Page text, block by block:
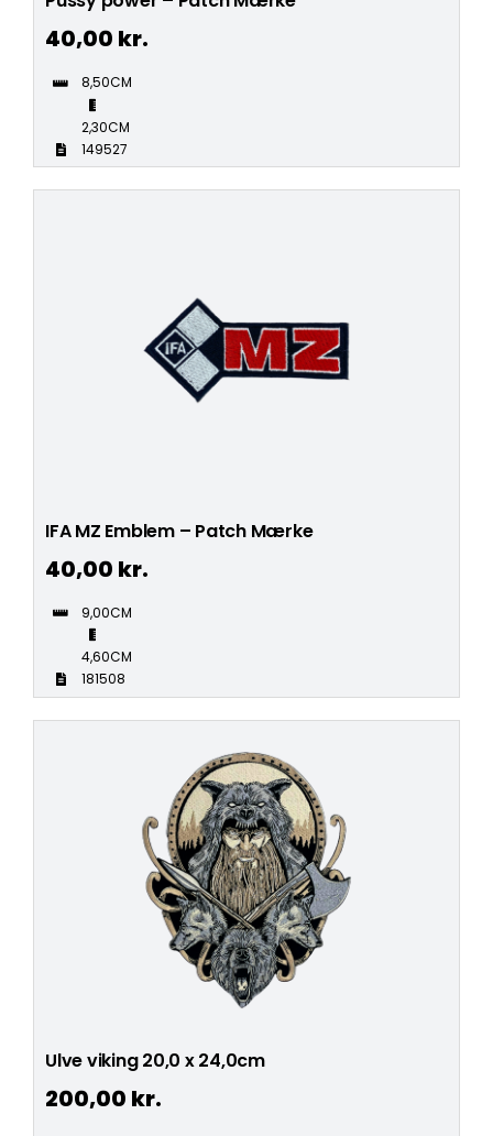
40,00 kr.
8,50CM
2,30CM
149527
IFA MZ Emblem – Patch Mærke
40,00 kr.
9,00CM
4,60CM
181508
Ulve viking 20,0 x 24,0cm
200,00 kr.